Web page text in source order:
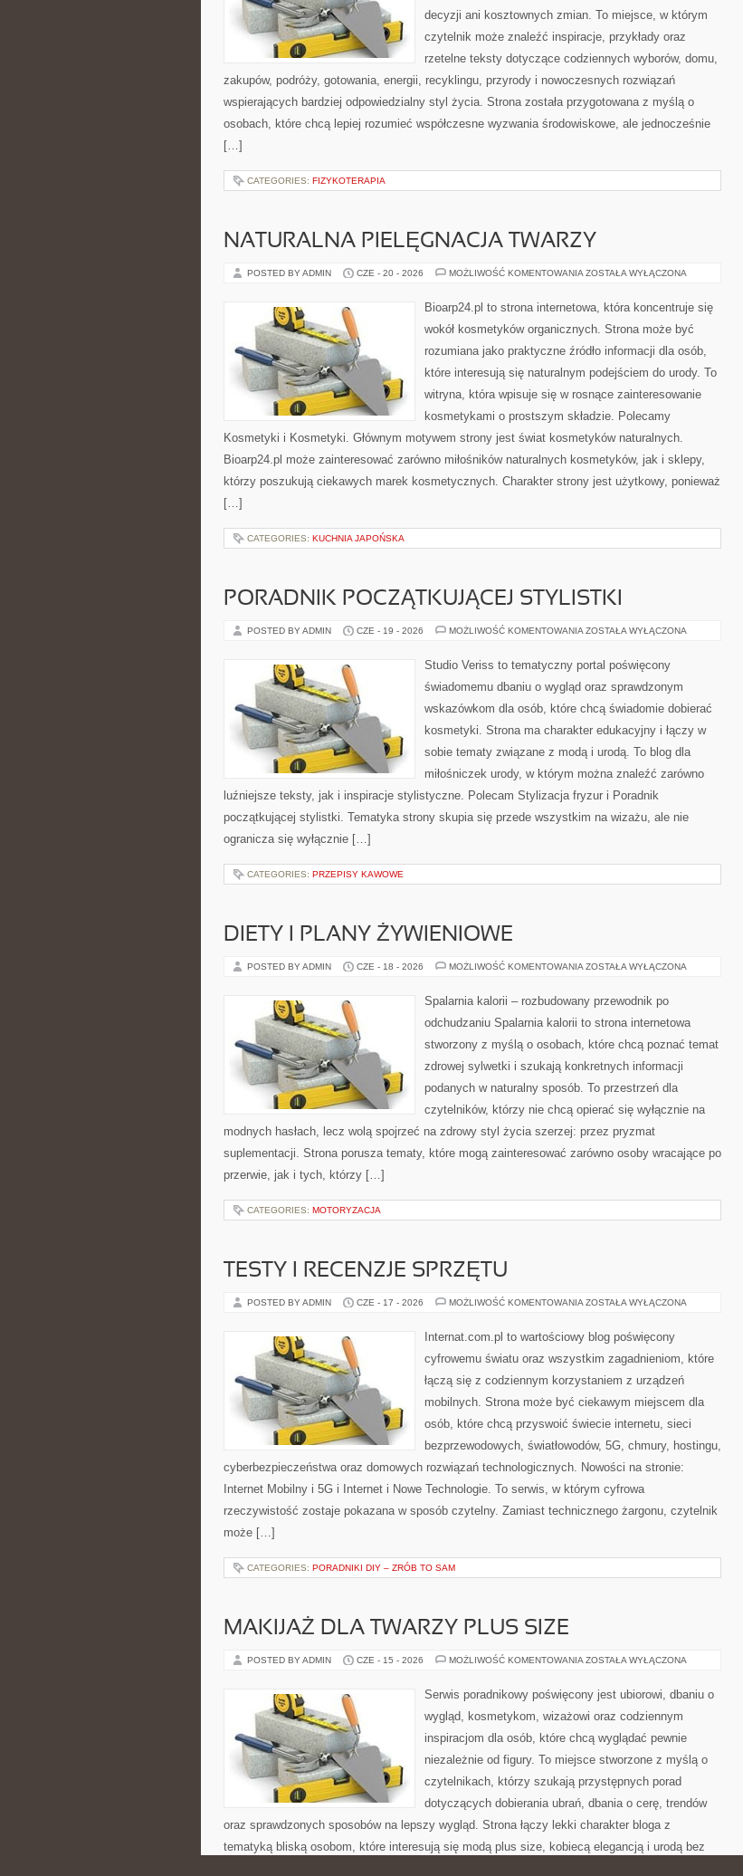
decyzji ani kosztownych zmian. To miejsce, w którym
czytelnik może znaleźć inspiracje, przykłady oraz
rzetelne teksty dotyczące codziennych wyborów, domu,
zakupów, podróży, gotowania, energii, recyklingu, przyrody i nowoczesnych rozwiązań
wspierających bardziej odpowiedzialny styl życia. Strona została przygotowana z myślą o
osobach, które chcą lepiej rozumieć współczesne wyzwania środowiskowe, ale jednocześnie
[…]
CATEGORIES: FIZYKOTERAPIA
NATURALNA PIELĘGNACJA TWARZY
POSTED BY ADMIN CZE - 20 - 2026 MOŻLIWOŚĆ KOMENTOWANIA NATURALNA
ZOSTAŁA WYŁĄCZONA
Bioarp24.pl to strona internetowa, która koncentruje się
wokół kosmetyków organicznych. Strona może być
rozumiana jako praktyczne źródło informacji dla osób,
które interesują się naturalnym podejściem do urody. To
witryna, która wpisuje się w rosnące zainteresowanie
kosmetykami o prostszym składzie. Polecamy
Kosmetyki i Kosmetyki. Głównym motywem strony jest świat kosmetyków naturalnych.
Bioarp24.pl może zainteresować zarówno miłośników naturalnych kosmetyków, jak i sklepy,
którzy poszukują ciekawych marek kosmetycznych. Charakter strony jest użytkowy, ponieważ
[…]
CATEGORIES: KUCHNIA JAPOŃSKA
PORADNIK POCZĄTKUJĄCEJ STYLISTKI
POSTED BY ADMIN CZE - 19 - 2026 MOŻLIWOŚĆ KOMENTOWANIA PORADNIK
ZOSTAŁA WYŁĄCZONA
Studio Veriss to tematyczny portal poświęcony
świadomemu dbaniu o wygląd oraz sprawdzonym
wskazówkom dla osób, które chcą świadomie dobierać
kosmetyki. Strona ma charakter edukacyjny i łączy w
sobie tematy związane z modą i urodą. To blog dla
miłośniczek urody, w którym można znaleźć zarówno
luźniejsze teksty, jak i inspiracje stylistyczne. Polecam Stylizacja fryzur i Poradnik
początkującej stylistki. Tematyka strony skupia się przede wszystkim na wizażu, ale nie
ogranicza się wyłącznie […]
CATEGORIES: PRZEPISY KAWOWE
DIETY I PLANY ŻYWIENIOWE
POSTED BY ADMIN CZE - 18 - 2026 MOŻLIWOŚĆ KOMENTOWANIA DIETY
ŻYWIENIOWE
ZOSTAŁA WYŁĄCZONA
Spalarnia kalorii – rozbudowany przewodnik po
odchudzaniu Spalarnia kalorii to strona internetowa
stworzony z myślą o osobach, które chcą poznać temat
zdrowej sylwetki i szukają konkretnych informacji
podanych w naturalny sposób. To przestrzeń dla
czytelników, którzy nie chcą opierać się wyłącznie na
modnych hasłach, lecz wolą spojrzeć na zdrowy styl życia szerzej: przez pryzmat
suplementacji. Strona porusza tematy, które mogą zainteresować zarówno osoby wracające po
przerwie, jak i tych, którzy […]
CATEGORIES: MOTORYZACJA
TESTY I RECENZJE SPRZĘTU
POSTED BY ADMIN CZE - 17 - 2026 MOŻLIWOŚĆ KOMENTOWANIA TESTY
SPRZĘTU
ZOSTAŁA WYŁĄCZONA
Internat.com.pl to wartościowy blog poświęcony
cyfrowemu światu oraz wszystkim zagadnieniom, które
łączą się z codziennym korzystaniem z urządzeń
mobilnych. Strona może być ciekawym miejscem dla
osób, które chcą przyswoić świecie internetu, sieci
bezprzewodowych, światłowodów, 5G, chmury, hostingu,
cyberbezpieczeństwa oraz domowych rozwiązań technologicznych. Nowości na stronie:
Internet Mobilny i 5G i Internet i Nowe Technologie. To serwis, w którym cyfrowa
rzeczywistość zostaje pokazana w sposób czytelny. Zamiast technicznego żargonu, czytelnik
może […]
CATEGORIES: PORADNIKI DIY – ZRÓB TO SAM
MAKIJAŻ DLA TWARZY PLUS SIZE
POSTED BY ADMIN CZE - 15 - 2026 MOŻLIWOŚĆ KOMENTOWANIA MAKIJAŻ
PLUS
SIZE
ZOSTAŁA WYŁĄCZONA
Serwis poradnikowy poświęcony jest ubiorowi, dbaniu o
wygląd, kosmetykom, wizażowi oraz codziennym
inspiracjom dla osób, które chcą wyglądać pewnie
niezależnie od figury. To miejsce stworzone z myślą o
czytelnikach, którzy szukają przystępnych porad
dotyczących dobierania ubrań, dbania o cerę, trendów
oraz sprawdzonych sposobów na lepszy wygląd. Strona łączy lekki charakter bloga z
tematyką bliską osobom, które interesują się modą plus size, kobiecą elegancją i urodą bez